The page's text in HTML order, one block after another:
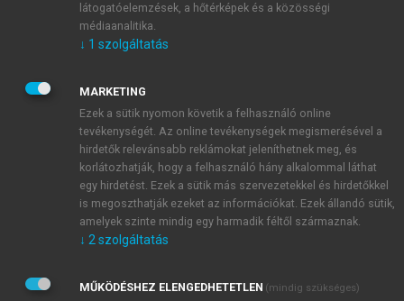
JELSZÓ
JELSZÓ ÚJRA
Kérek értesítést a MeRSZ újdonságairól, akcióiról.
Kérek értesítést az Akadémiai Kiadó Zrt. újdonságairól,
Adatkezelési tájékoztatóbanfoglaltakat tudomásul
látogatóelemzések, a hőtérképek és a közösségi
médiaanalitika.
↓ 1 szolgáltatás
MARKETING
Ezek a sütik nyomon követik a felhasználó online
tevékenységét. Az online tevékenységek megismerésével a
hirdetők relevánsabb reklámokat jeleníthetnek meg, és
korlátozhatják, hogy a felhasználó hány alkalommal láthat
egy hirdetést. Ezek a sütik más szervezetekkel és hirdetőkkel
is megoszthatják ezeket az információkat. Ezek állandó sütik,
amelyek szinte mindig egy harmadik féltől származnak.
↓ 2 szolgáltatás
MŰKÖDÉSHEZ ELENGEDHETETLEN (mindig szükséges)